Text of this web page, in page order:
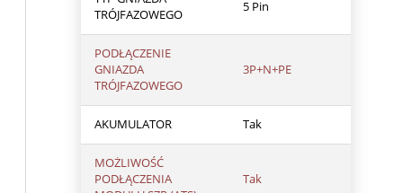
TRÓJFAZOWEGO
5 Pin
PODŁĄCZENIE
GNIAZDA
TRÓJFAZOWEGO
3P+N+PE
AKUMULATOR Tak
MOŻLIWOŚĆ
PODŁĄCZENIA
Tak